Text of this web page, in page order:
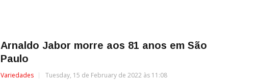
Arnaldo Jabor morre aos 81 anos em São
Paulo
Variedades Tuesday, 15 de February de 2022 às 11:08